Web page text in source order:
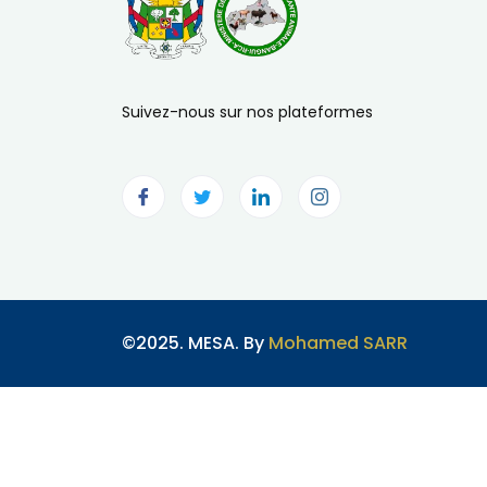
Suivez-nous sur nos plateformes
©2025. MESA. By Mohamed SARR